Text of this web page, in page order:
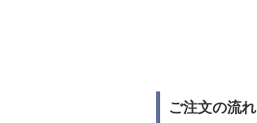
ご注文の流れ